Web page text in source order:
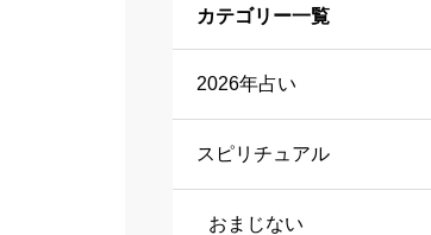
カテゴリー一覧
2026年占い
スピリチュアル
おまじない